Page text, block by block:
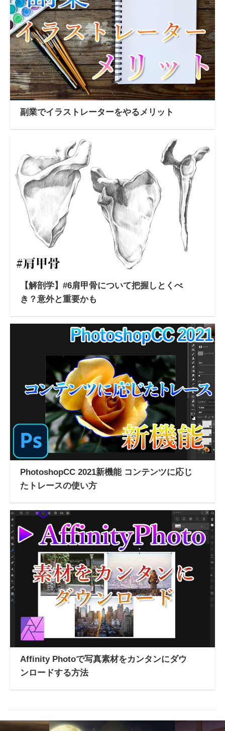
副業でイラストレーターをやるメリット
【解剖学】#6肩甲骨について把握しとくべ
き？意外と重要かも
PhotoshopCC 2021新機能 コンテンツに応じ
たトレースの使い方
Affinity Photoで写真素材をカンタンにダウ
ンロードする方法